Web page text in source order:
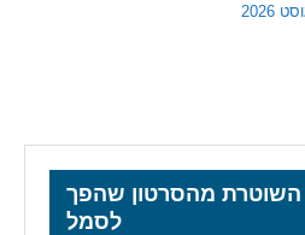
מהסרטון שהפך
לסמל